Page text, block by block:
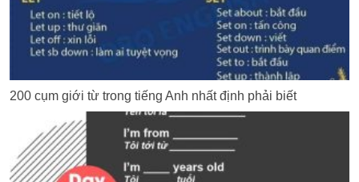
200 cụm giới từ trong tiếng Anh nhất định phải biết